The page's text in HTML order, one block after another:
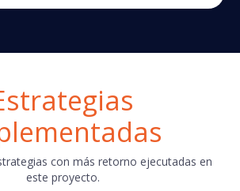
con más retorno ejecutadas en
este proyecto.